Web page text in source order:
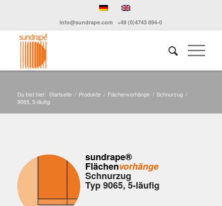
info@sundrape.com +49 (0)4743 894-0
Du bist hier: Startseite / Produkte / Flächenvorhänge / Schnurzug /
9065, 5-läufig
sundrape®
Flächenvorhänge
Schnurzug
Typ 9065, 5-läufig